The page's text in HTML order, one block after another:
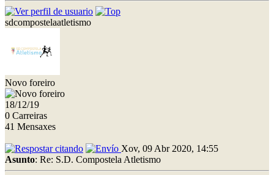
sdcompostelaatletismo
Novo foreiro
18/12/19
0 Carreiras
41 Mensaxes
Xov, 09 Abr 2020, 14:55
Asunto: Re: S.D. Compostela Atletismo